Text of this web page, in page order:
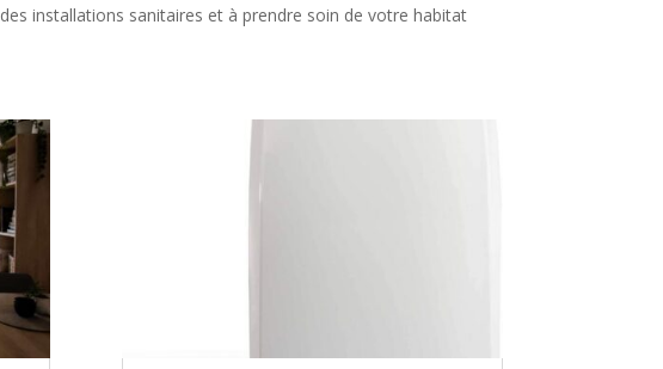
des installations sanitaires et à prendre soin de votre habitat